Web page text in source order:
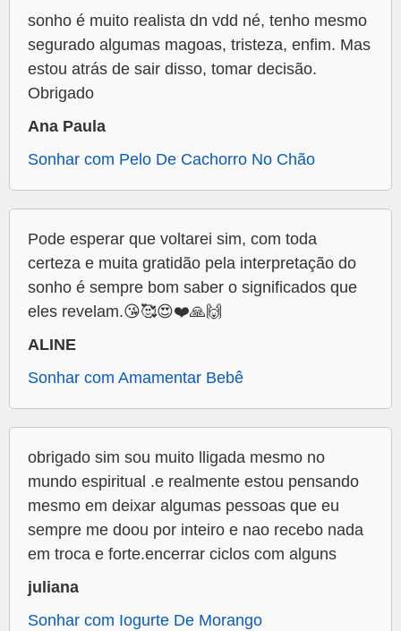
sonho é muito realista dn vdd né, tenho mesmo
segurado algumas magoas, tristeza, enfim. Mas
estou atrás de sair disso, tomar decisão.
Obrigado
Ana Paula
Sonhar com Pelo De Cachorro No Chão
Pode esperar que voltarei sim, com toda
certeza e muita gratidão pela interpretação do
sonho é sempre bom saber o significados que
eles revelam.😘🥰😍❤️🙏🙌
ALINE
Sonhar com Amamentar Bebê
obrigado sim sou muito lligada mesmo no
mundo espiritual .e realmente estou pensando
mesmo em deixar algumas pessoas que eu
sempre me doou por inteiro e nao recebo nada
em troca e forte.encerrar ciclos com alguns
juliana
Sonhar com Iogurte De Morango